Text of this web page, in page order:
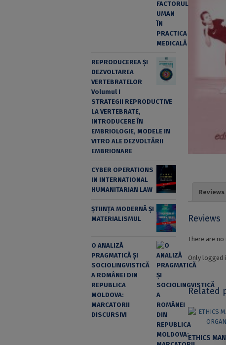
Reviews
Reviews
There are no
Only logged
Related
REPRODUCEREA ȘI
DEZVOLTAREA
VERTEBRATELOR
Volumul I
STRATEGII REPRODUCTIVE
LA VERTEBRATE,
INTRODUCERE ÎN
EMBRIOLOGIE, MODELE IN
VITRO ALE DEZVOLTĂRII
EMBRIONARE
CYBER OPERATIONS
IN INTERNATIONAL
HUMANITARIAN LAW
ȘTIINȚA MODERNĂ ȘI
MATERIALISMUL
O ANALIZĂ
PRAGMATICĂ ȘI
SOCIOLINGVISTICĂ
A ROMÂNEI DIN
REPUBLICA
MOLDOVA:
MARCATORII
DISCURSIVI